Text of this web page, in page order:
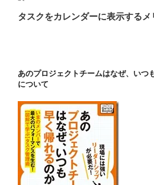
ゲ
ン
の
タスクをカレンダーに表示するメ
あのプロジェクトチームはなぜ、いつ
について